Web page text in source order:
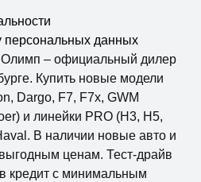
персональных данных
Олимп – официальный дилер
Купить новые модели
Dargo, F7, F7x, GWM
и линейки PRO (H3, H5,
В наличии новые авто и
ценам. Тест-драйв
кредит с минимальным